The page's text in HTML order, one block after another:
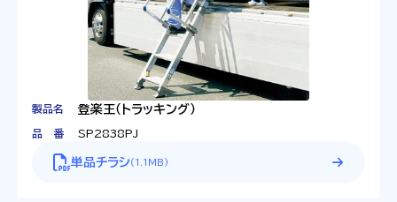
製品名 登楽王（トラッキング）
品番 SP2838PJ
単品チラシ ( 1.1MB )